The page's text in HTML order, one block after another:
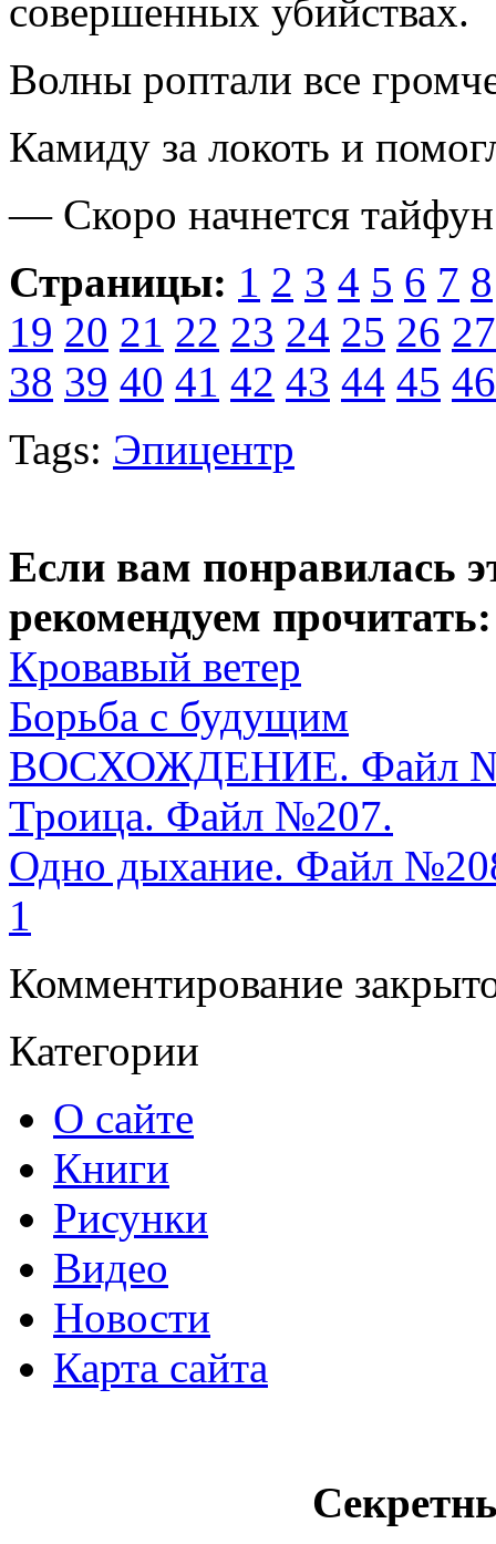
совершенных убийствах.
Волны роптали все
Камиду за локоть и
— Скоро начнется
Страницы: 1 2 3 4 5 6 7 8
19 20 21 22 23 24 25 26 27
38 39 40 41 42 43 44 45 46
Tags: Эпицентр
Если вам понравилась
рекомендуем прочитать:
Кровавый ветер
Борьба с будущим
ВОСХОЖДЕНИЕ. Файл
Троица. Файл №207.
Одно дыхание. Файл
1
Комментирование
Категории
О сайте
Книги
Рисунки
Видео
Новости
Карта сайта